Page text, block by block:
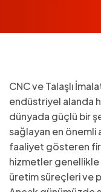
CNC ve Talaşlı
endüstriyel alanda
dünyada güçlü bir
sağlayan en
faaliyet gösteren
hizmetler
üretim süreçleri ve